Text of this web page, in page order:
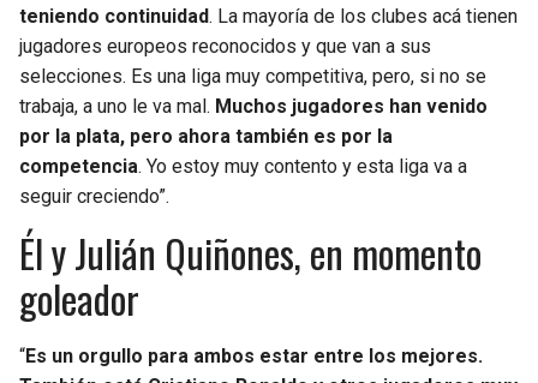
teniendo continuidad. La mayoría de los clubes acá tienen
jugadores europeos reconocidos y que van a sus
selecciones. Es una liga muy competitiva, pero, si no se
trabaja, a uno le va mal. Muchos jugadores han venido
por la plata, pero ahora también es por la
competencia. Yo estoy muy contento y esta liga va a
seguir creciendo”.
Él y Julián Quiñones, en momento
goleador
“Es un orgullo para ambos estar entre los mejores.